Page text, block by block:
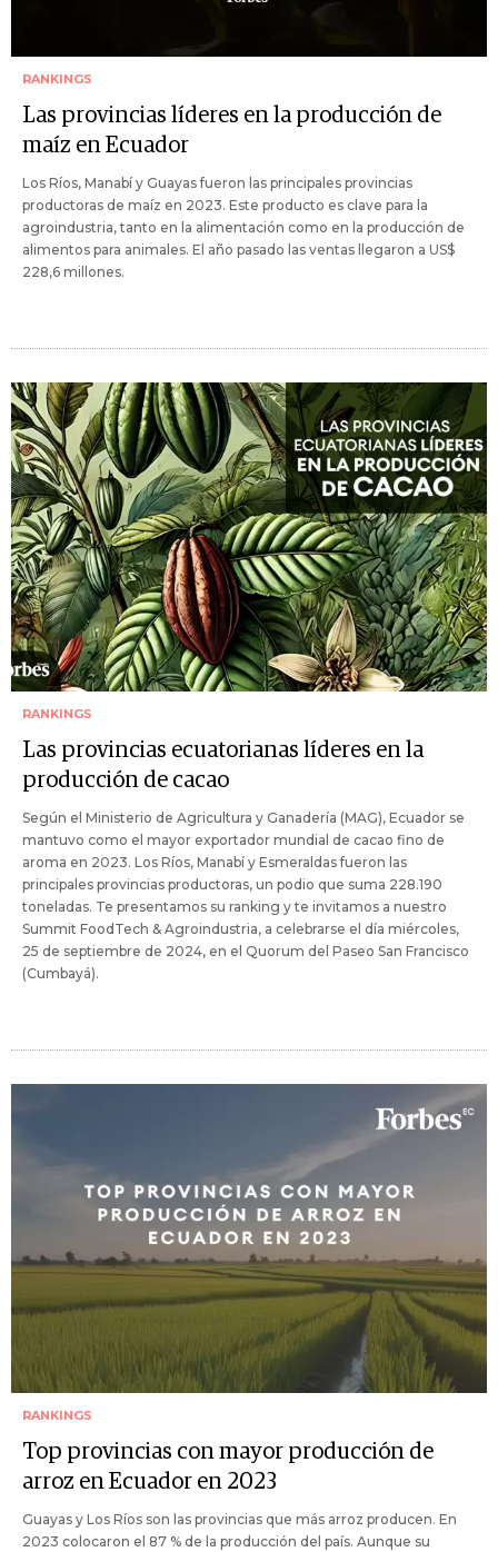
RANKINGS
Las provincias líderes en la producción de
maíz en Ecuador
Los Ríos, Manabí y Guayas fueron las principales provincias
productoras de maíz en 2023. Este producto es clave para la
agroindustria, tanto en la alimentación como en la producción de
alimentos para animales. El año pasado las ventas llegaron a US$
228,6 millones.
RANKINGS
Las provincias ecuatorianas líderes en la
producción de cacao
Según el Ministerio de Agricultura y Ganadería (MAG), Ecuador se
mantuvo como el mayor exportador mundial de cacao fino de
aroma en 2023. Los Ríos, Manabí y Esmeraldas fueron las
principales provincias productoras, un podio que suma 228.190
toneladas. Te presentamos su ranking y te invitamos a nuestro
Summit FoodTech & Agroindustria, a celebrarse el día miércoles,
25 de septiembre de 2024, en el Quorum del Paseo San Francisco
(Cumbayá).
RANKINGS
Top provincias con mayor producción de
arroz en Ecuador en 2023
Guayas y Los Ríos son las provincias que más arroz producen. En
2023 colocaron el 87 % de la producción del país. Aunque su